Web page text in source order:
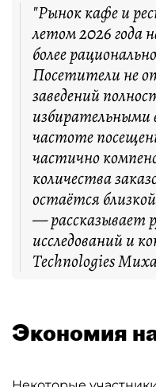
"Рынок кафе и
летом 2026 года
более
Посетители не
заведений
избирательными
частоте
частично
количества
остаётся
— рассказывает
исследований и
Technologies
Экономия